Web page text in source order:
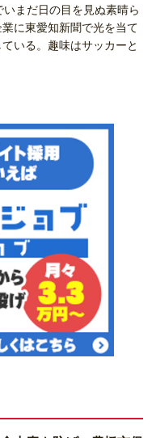
まだ日の目を見ぬ素晴ら
に東愛知新聞で光を当て
いる。趣味はサッカーと